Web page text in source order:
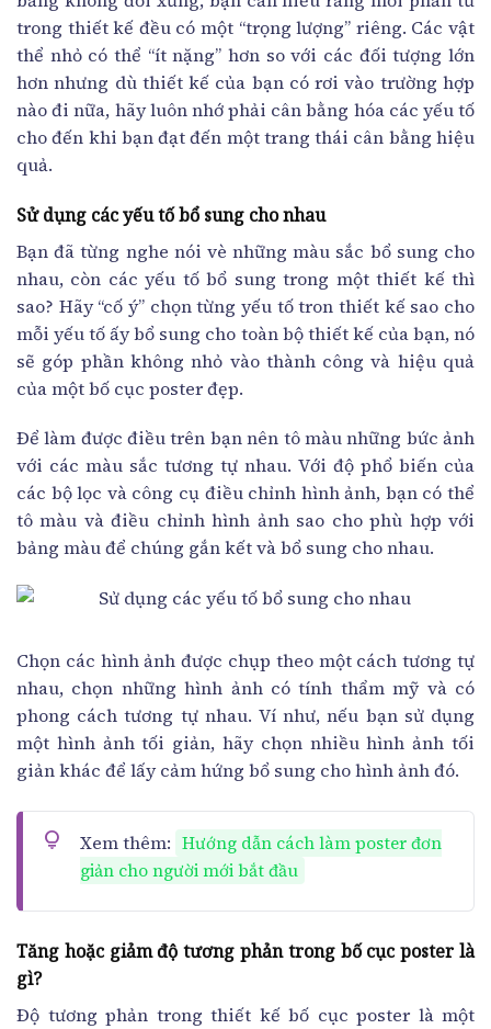
trong thiết kế đều có một “trọng lượng” riêng. Các vật
thể nhỏ có thể “ít nặng” hơn so với các đối tượng lớn
hơn nhưng dù thiết kế của bạn có rơi vào trường hợp
nào đi nữa, hãy luôn nhớ phải cân bằng hóa các yếu tố
cho đến khi bạn đạt đến một trang thái cân bằng hiệu
quả.
Sử dụng các yếu tố bổ sung cho nhau
Bạn đã từng nghe nói vè những màu sắc bổ sung cho
nhau, còn các yếu tố bổ sung trong một thiết kế thì
sao? Hãy “cố ý” chọn từng yếu tố tron thiết kế sao cho
mỗi yếu tố ấy bổ sung cho toàn bộ thiết kế của bạn, nó
sẽ góp phần không nhỏ vào thành công và hiệu quả
của một bố cục poster đẹp.
Để làm được điều trên bạn nên tô màu những bức ảnh
với các màu sắc tương tự nhau. Với độ phổ biến của
các bộ lọc và công cụ điều chỉnh hình ảnh, bạn có thể
tô màu và điều chỉnh hình ảnh sao cho phù hợp với
bảng màu để chúng gắn kết và bổ sung cho nhau.
Chọn các hình ảnh được chụp theo một cách tương tự
nhau, chọn những hình ảnh có tính thẩm mỹ và có
phong cách tương tự nhau. Ví như, nếu bạn sử dụng
một hình ảnh tối giản, hãy chọn nhiều hình ảnh tối
giản khác để lấy cảm hứng bổ sung cho hình ảnh đó.
Xem thêm: Hướng dẫn cách làm poster đơn
giản cho người mới bắt đầu
Tăng hoặc giảm độ tương phản trong bố cục poster là
gì?
Độ tương phản trong thiết kế bố cục poster là một